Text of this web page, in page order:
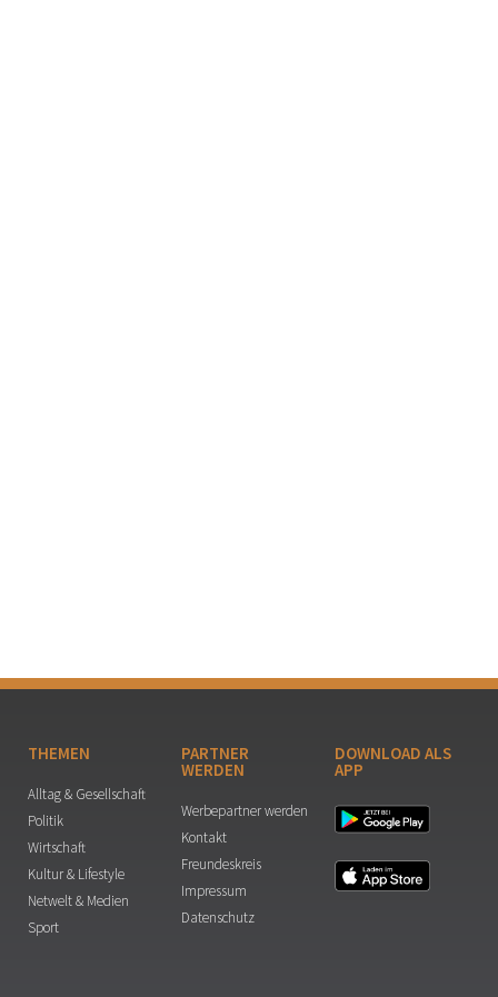
THEMEN
Alltag & Gesellschaft
Politik
Wirtschaft
Kultur & Lifestyle
Netwelt & Medien
Sport
PARTNER
WERDEN
Werbepartner werden
Kontakt
Freundeskreis
Impressum
Datenschutz
DOWNLOAD ALS
APP